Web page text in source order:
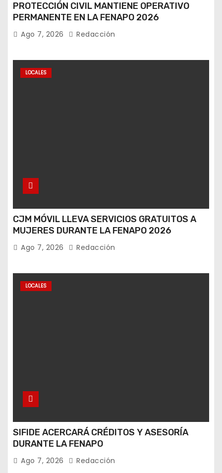
PROTECCIÓN CIVIL MANTIENE OPERATIVO
PERMANENTE EN LA FENAPO 2026
Ago 7, 2026 Redacción
LOCALES
CJM MÓVIL LLEVA SERVICIOS GRATUITOS A
MUJERES DURANTE LA FENAPO 2026
Ago 7, 2026 Redacción
LOCALES
SIFIDE ACERCARÁ CRÉDITOS Y ASESORÍA
DURANTE LA FENAPO
Ago 7, 2026 Redacción